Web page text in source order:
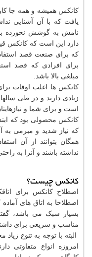
کانکس همیشه و همه جا
یافت که با آن آشنایی
نامش به گوشش نخورده
دارد این است که کانکس
که برای صنعت قصد
برای افرادی که قصد
مبلغی بالا باشد.
کانکس ها اغلب اوقات
زیادی دارند و در طی
است و برای شما و
کانکس محصولی بود که
که نیاز شدید و مبرمی به
همگان بتوانند از آن
نداشته باشند و آنرا به
کانکس چیست؟
اصطلاح کانکس برای
اصطلاحا به اتاق های آماده
بسیار سبک می باشد،
مناسب و سریعی برای
البته با توجه به تنوع
امروزه انواع متفاوتی